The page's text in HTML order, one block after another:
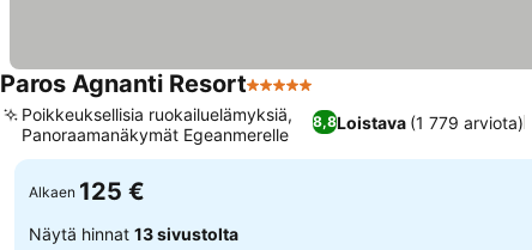
Paros Agnanti Resort5 Tähtiluokitus
8,8Loistava (1 779 arviota)
Poikkeuksellisia ruokailuelämyksiä,
Panoraamanäkymät Egeanmerelle
Alkaen 125 €
Näytä hinnat 13 sivustolta